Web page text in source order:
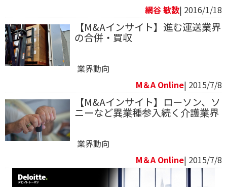
網谷 敏数| 2016/1/18
【M&Aインサイト】進む運送業界
の合併・買収
業界動向
M＆A Online| 2015/7/8
【M&Aインサイト】ローソン、ソ
ニーなど異業種参入続く介護業界
業界動向
M＆A Online| 2015/7/8